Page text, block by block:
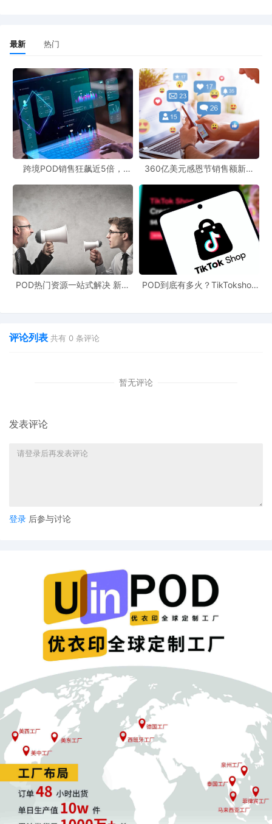
最新 热门
跨境POD销售狂飙近5倍，
360亿美元感恩节销售额新纪
新风潮！
POD热门资源一站式解决 新手
POD到底有多火？TikTokshop
评论列表 共有 0 条评论
暂无评论
发表评论
登录 后参与讨论